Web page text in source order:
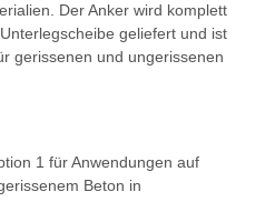
Der Anker wird komplett
geliefert und ist
gerissenen und ungerissenen
1 für Anwendungen auf
Beton in